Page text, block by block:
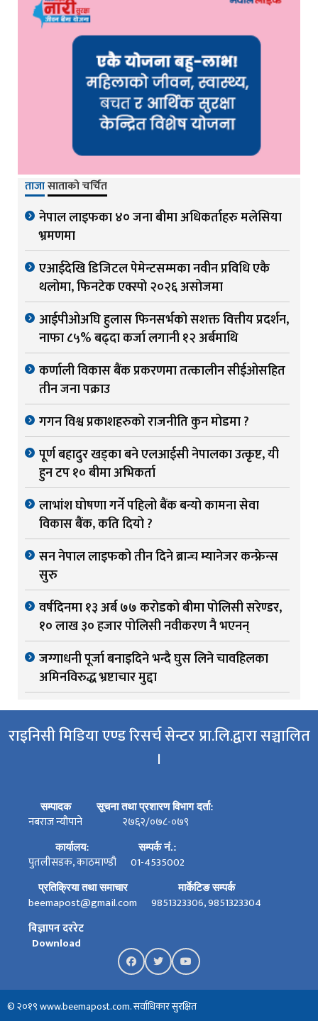
ताजासाताको चर्चित
नेपाल लाइफका ४० जना बीमा अधिकर्ताहरु मलेसिया
भ्रमणमा
एआईदेखि डिजिटल पेमेन्टसम्मका नवीन प्रविधि एकै
थलोमा, फिनटेक एक्स्पो २०२६ असोजमा
आईपीओअघि हुलास फिनसर्भको सशक्त वित्तीय प्रदर्शन,
नाफा ८५% बढ्दा कर्जा लगानी १२ अर्बमाथि
कर्णाली विकास बैंक प्रकरणमा तत्कालीन सीईओसहित
तीन जना पक्राउ
गगन विश्व प्रकाशहरुको राजनीति कुन मोडमा ?
पूर्ण बहादुर खड्का बने एलआईसी नेपालका उत्कृष्ट, यी
हुन टप १० बीमा अभिकर्ता
लाभांश घोषणा गर्ने पहिलो बैंक बन्यो कामना सेवा
विकास बैंक, कति दियो ?
सन नेपाल लाइफको तीन दिने ब्रान्च म्यानेजर कन्फ्रेन्स
सुरु
वर्षदिनमा १३ अर्ब ७७ करोडको बीमा पोलिसी सरेण्डर,
१० लाख ३० हजार पोलिसी नवीकरण नै भएनन्
जग्गाधनी पूर्जा बनाइदिने भन्दै घुस लिने चावहिलका
अमिनविरुद्ध भ्रष्टाचार मुद्दा
राइनिसी मिडिया एण्ड रिसर्च सेन्टर प्रा.लि.द्वारा सञ्चालित
।
सम्पादक
नबराज न्यौपाने
सूचना तथा प्रशारण विभाग दर्ता:
२७६२/०७८-०७९
कार्यालय:
पुतलीसडक, काठमाण्डौ
सम्पर्क नं.:
01-4535002
प्रतिक्रिया तथा समाचार
beemapost@gmail.com
मार्केटिङ सम्पर्क
9851323306, 9851323304
बिज्ञापन दररेट
Download
© २०१९ www.beemapost.com. सर्वाधिकार सुरक्षित